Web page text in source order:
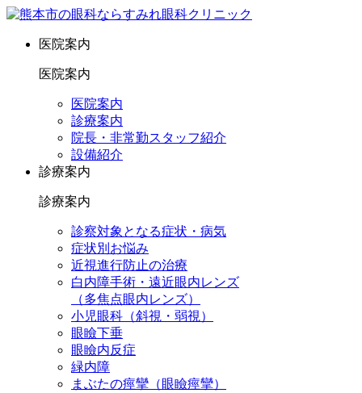
医院案内
医院案内
医院案内
診療案内
院長・非常勤スタッフ紹介
設備紹介
診療案内
診療案内
診察対象となる症状・病気
症状別お悩み
近視進行防止の治療
白内障手術・遠近眼内レンズ
（多焦点眼内レンズ）
小児眼科（斜視・弱視）
眼瞼下垂
眼瞼内反症
緑内障
まぶたの痙攣（眼瞼痙攣）